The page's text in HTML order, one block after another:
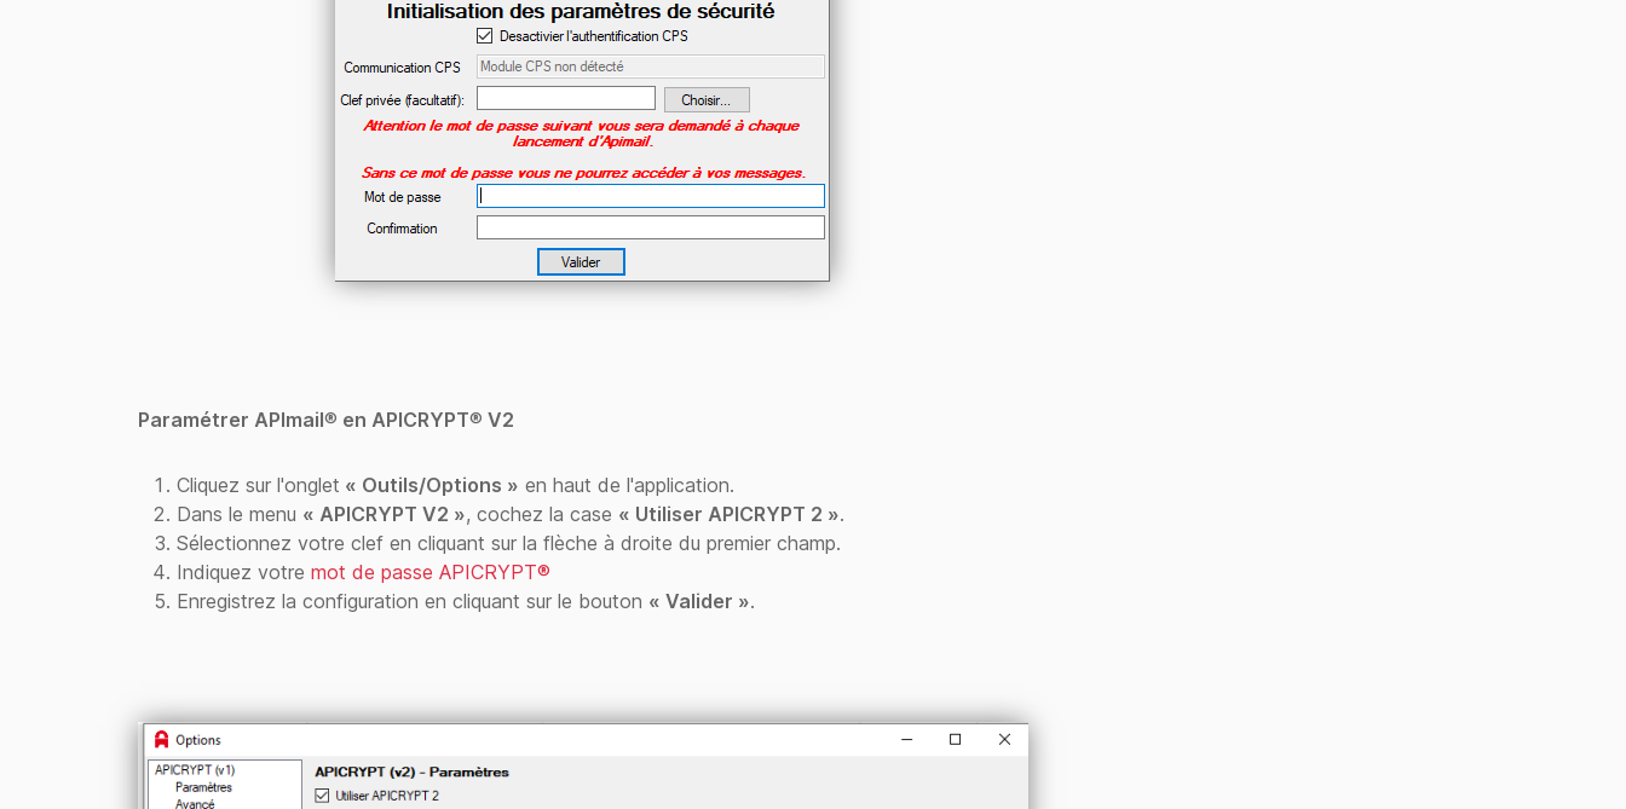
Paramétrer APImail® en APICRYPT® V2
Cliquez sur l'onglet « Outils/Options » en haut de l'application.
Dans le menu « APICRYPT V2 », cochez la case « Utiliser APICRYPT 2 ».
Sélectionnez votre clef en cliquant sur la flèche à droite du premier champ.
Indiquez votre mot de passe APICRYPT®
Enregistrez la configuration en cliquant sur le bouton « Valider ».